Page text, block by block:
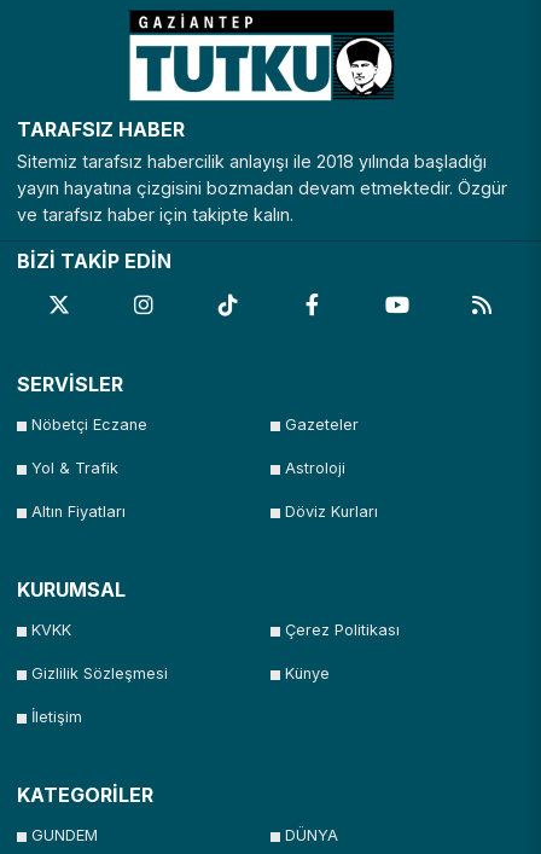
TARAFSIZ HABER
Sitemiz tarafsız habercilik anlayışı ile 2018 yılında başladığı
yayın hayatına çizgisini bozmadan devam etmektedir. Özgür
ve tarafsız haber için takipte kalın.
BİZİ TAKİP EDİN
SERVİSLER
Nöbetçi Eczane Gazeteler
Yol & Trafik Astroloji
Altın Fiyatları Döviz Kurları
KURUMSAL
KVKK Çerez Politikası
Gizlilik Sözleşmesi Künye
İletişim
KATEGORİLER
GUNDEM DÜNYA